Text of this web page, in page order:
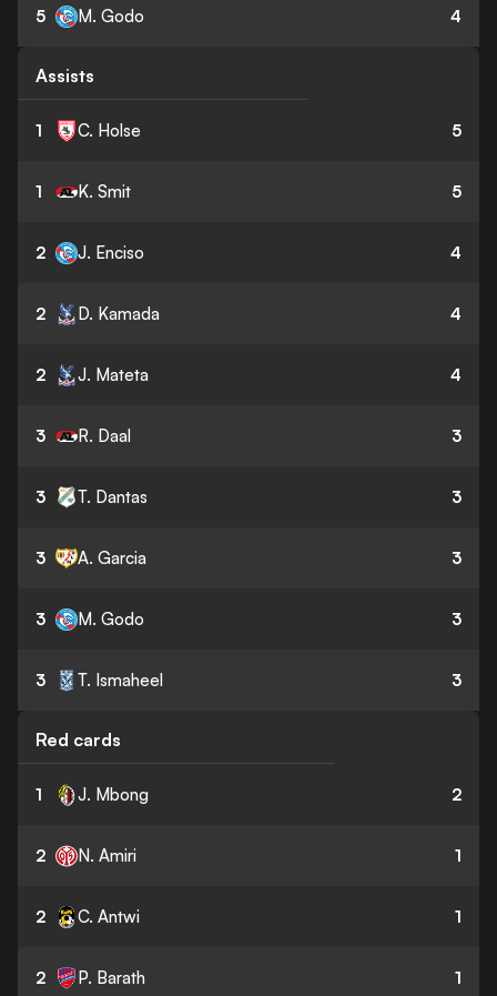
5 M. Godo 4
Assists
1 C. Holse 5
1 K. Smit 5
2 J. Enciso 4
2 D. Kamada 4
2 J. Mateta 4
3 R. Daal 3
3 T. Dantas 3
3 A. Garcia 3
3 M. Godo 3
3 T. Ismaheel 3
Red cards
1 J. Mbong 2
2 N. Amiri 1
2 C. Antwi 1
2 P. Barath 1